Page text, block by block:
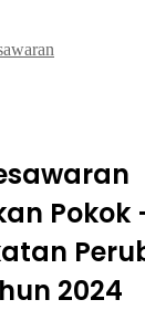
Pokok
2024